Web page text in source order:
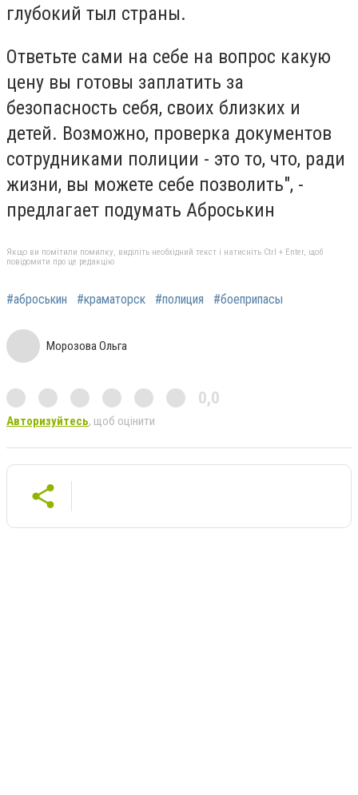
глубокий тыл страны.
Ответьте сами на себе на вопрос какую
цену вы готовы заплатить за
безопасность себя, своих близких и
детей. Возможно, проверка документов
сотрудниками полиции - это то, что, ради
жизни, вы можете себе позволить", -
предлагает подумать Аброськин
Якщо ви помітили помилку, виділіть необхідний текст і натисніть Ctrl + Enter, щоб
повідомити про це редакцію
#аброськин #краматорск #полиция #боеприпасы
Морозова Ольга
0,0
Авторизуйтесь, щоб оцінити